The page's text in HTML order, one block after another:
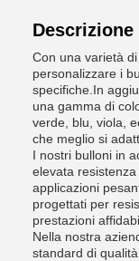
Con una varietà
personalizzare i
specifiche.In
una gamma di
verde, blu, viola,
che meglio si
I nostri bulloni in
elevata
applicazioni
progettati per
prestazioni
Nella nostra
standard di